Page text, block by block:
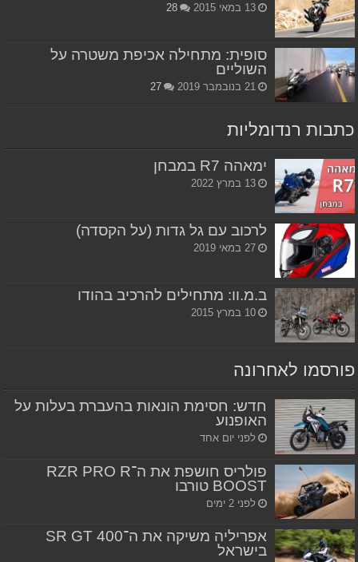
13 במאי 2015 28
סופית: מתחילה אכיפת משטרה על
השוליים
21 בנובמבר 2019 27
כתבות רנדומליות
ימאהה R7 במבחן
13 במרץ 2022
לרכוב עם גל גדות (על הקסדה)
27 במאי 2019
ב.מ.וו: מתחילים להרכיב בהודו
10 במרץ 2015
פורסמו לאחרונה
חדש: חסימת הונאות בהעברת בעלות על
האופנוע
לפני יום אחד
פולריס חושפת את ה־RZR PRO R
BOOST טורבו
לפני 2 ימים
אפריליה משיקה את ה־SR GT 400
בישראל